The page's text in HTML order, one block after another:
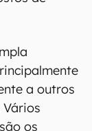
de silício
e de sílica
dois
como sílica,
da areia.